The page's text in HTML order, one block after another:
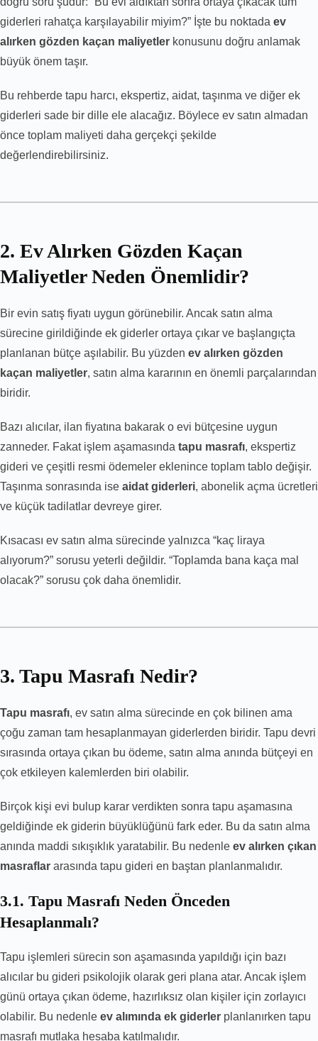
giderleri rahatça karşılayabilir miyim?” İşte bu noktada ev
alırken gözden kaçan maliyetler konusunu doğru anlamak
büyük önem taşır.
Bu rehberde tapu harcı, ekspertiz, aidat, taşınma ve diğer ek
giderleri sade bir dille ele alacağız. Böylece ev satın almadan
önce toplam maliyeti daha gerçekçi şekilde
değerlendirebilirsiniz.
2. Ev Alırken Gözden Kaçan
Maliyetler Neden Önemlidir?
Bir evin satış fiyatı uygun görünebilir. Ancak satın alma
sürecine girildiğinde ek giderler ortaya çıkar ve başlangıçta
planlanan bütçe aşılabilir. Bu yüzden ev alırken gözden
kaçan maliyetler, satın alma kararının en önemli parçalarından
biridir.
Bazı alıcılar, ilan fiyatına bakarak o evi bütçesine uygun
zanneder. Fakat işlem aşamasında tapu masrafı, ekspertiz
gideri ve çeşitli resmi ödemeler eklenince toplam tablo değişir.
Taşınma sonrasında ise aidat giderleri, abonelik açma ücretleri
ve küçük tadilatlar devreye girer.
Kısacası ev satın alma sürecinde yalnızca “kaç liraya
alıyorum?” sorusu yeterli değildir. “Toplamda bana kaça mal
olacak?” sorusu çok daha önemlidir.
3. Tapu Masrafı Nedir?
Tapu masrafı, ev satın alma sürecinde en çok bilinen ama
çoğu zaman tam hesaplanmayan giderlerden biridir. Tapu devri
sırasında ortaya çıkan bu ödeme, satın alma anında bütçeyi en
çok etkileyen kalemlerden biri olabilir.
Birçok kişi evi bulup karar verdikten sonra tapu aşamasına
geldiğinde ek giderin büyüklüğünü fark eder. Bu da satın alma
anında maddi sıkışıklık yaratabilir. Bu nedenle ev alırken çıkan
masraflar arasında tapu gideri en baştan planlanmalıdır.
3.1. Tapu Masrafı Neden Önceden
Hesaplanmalı?
Tapu işlemleri sürecin son aşamasında yapıldığı için bazı
alıcılar bu gideri psikolojik olarak geri plana atar. Ancak işlem
günü ortaya çıkan ödeme, hazırlıksız olan kişiler için zorlayıcı
olabilir. Bu nedenle ev alımında ek giderler planlanırken tapu
masrafı mutlaka hesaba katılmalıdır.